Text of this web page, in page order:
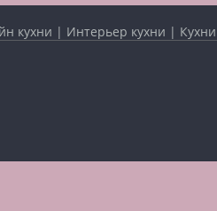
кухни | Интерьер кухни |